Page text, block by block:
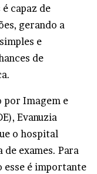
capaz de
gerando a
e
de
por Imagem e
Evanuzia
o hospital
exames. Para
esse é importante